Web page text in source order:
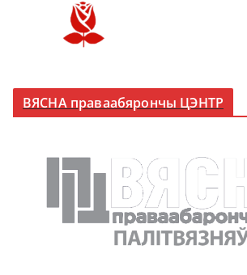
ВЯСНА праваабярончы ЦЭНТР